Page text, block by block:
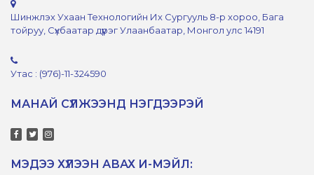
Шинжлэх Ухаан Технологийн Их Сургууль 8-р хороо, Бага
тойруу, Сүхбаатар дүүрэг Улаанбаатар, Монгол улс 14191
Утас : (976)-11-324590
МАНАЙ СҮЛЖЭЭНД НЭГДЭЭРЭЙ
МЭДЭЭ ХҮЛЭЭН АВАХ И-МЭЙЛ: